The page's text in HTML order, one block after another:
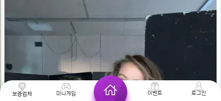
보증업체 미니게임 이벤트 로그인